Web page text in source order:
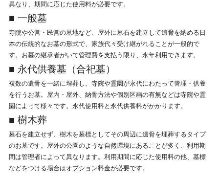
異なり、期間に応じた使用料が必要です。
■ 一般墓
寺院や公営・民営の墓地など、屋外に墓石を建立して遺骨を納める日
本の伝統的なお墓の形式で、家族代々受け継がれることが一般的で
す。お墓の継承者がいて管理費を支払う限り、永年利用できます。
■ 永代供養墓（合祀墓）
複数の遺骨を一緒に埋葬し、寺院や霊園が永代にわたって管理・供養
を行うお墓。屋内・屋外、納骨方法や個別区画の有無などは寺院や霊
園によって様々です。永代使用料と永代供養料がかかります。
■ 樹木葬
墓石を建立せず、樹木を墓標としてその周辺に遺骨を埋葬するタイプ
のお墓です。屋外の公園のような自然環境にあることが多く、利用期
間は管理者によって異なります。利用期間に応じた使用料の他、墓標
などをつける場合はオプション料金が必要です。